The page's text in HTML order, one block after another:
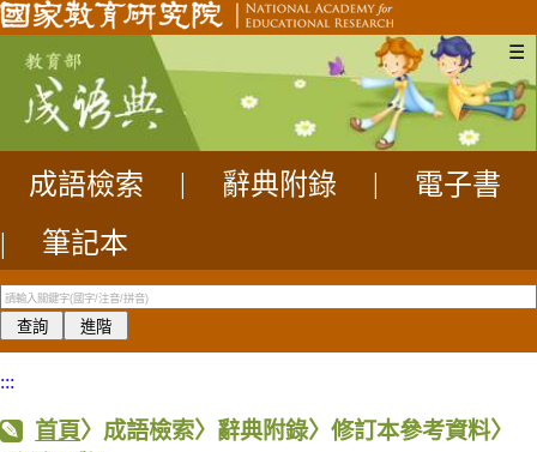
☰
成語檢索 辭典附錄
電子書
|
筆記本
:::
首頁〉成語檢索〉辭典附錄〉修訂本參考資料〉